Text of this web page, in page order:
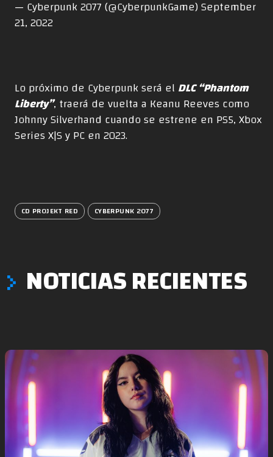
— Cyberpunk 2077 (@CyberpunkGame)September
21, 2022
Lo próximo de Cyberpunk será el DLC “Phantom
Liberty”, traerá de vuelta a Keanu Reeves como
Johnny Silverhand cuando se estrene en PS5, Xbox
Series X|S y PC en 2023.
CD PROJEKT RED CYBERPUNK 2077
NOTICIAS RECIENTES